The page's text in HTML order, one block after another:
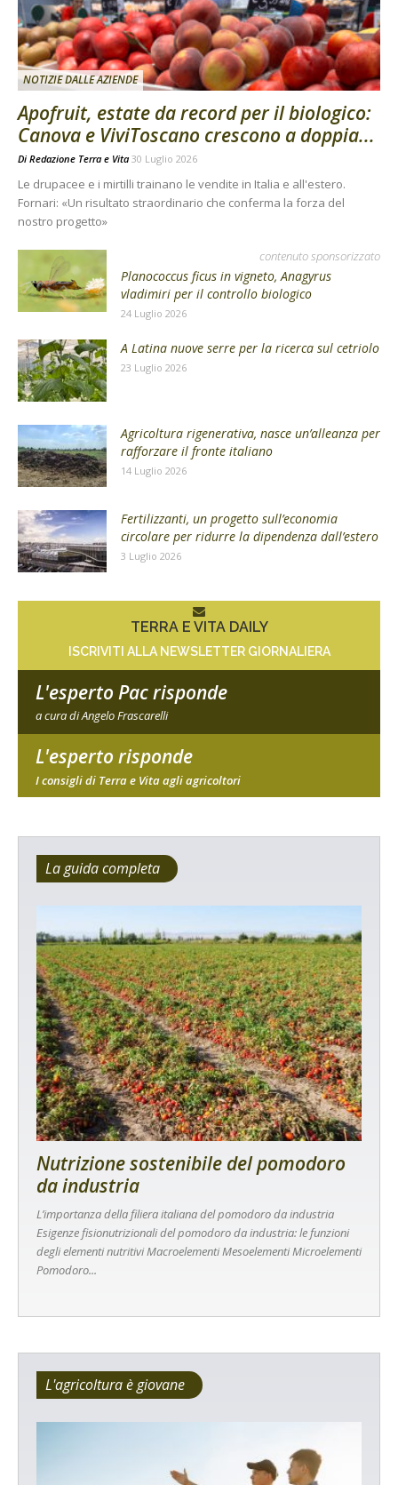
NOTIZIE DALLE AZIENDE
Apofruit, estate da record per il biologico:
Canova e ViviToscano crescono a doppia...
Di Redazione Terra e Vita 30 Luglio 2026
Le drupacee e i mirtilli trainano le vendite in Italia e all'estero.
Fornari: «Un risultato straordinario che conferma la forza del
nostro progetto»
contenuto sponsorizzato
Planococcus ficus in vigneto, Anagyrus
vladimiri per il controllo biologico
24 Luglio 2026
A Latina nuove serre per la ricerca sul cetriolo
23 Luglio 2026
Agricoltura rigenerativa, nasce un’alleanza per
rafforzare il fronte italiano
14 Luglio 2026
Fertilizzanti, un progetto sull’economia
circolare per ridurre la dipendenza dall’estero
3 Luglio 2026
TERRA E VITA DAILY
ISCRIVITI ALLA NEWSLETTER GIORNALIERA
L'esperto Pac risponde
a cura di Angelo Frascarelli
L'esperto risponde
I consigli di Terra e Vita agli agricoltori
La guida completa
Nutrizione sostenibile del pomodoro
da industria
L’importanza della filiera italiana del pomodoro da industria
Esigenze fisionutrizionali del pomodoro da industria: le funzioni
degli elementi nutritivi Macroelementi Mesoelementi Microelementi
Pomodoro...
L'agricoltura è giovane